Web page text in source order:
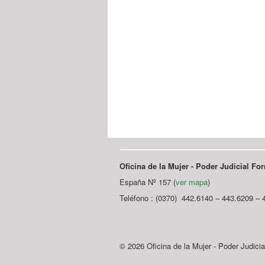
Oficina de la Mujer - Poder Judicial
España Nº 157 (ver mapa)
Teléfono : (0370) 442.6140 – 443.6209 –
© 2026 Oficina de la Mujer - Poder